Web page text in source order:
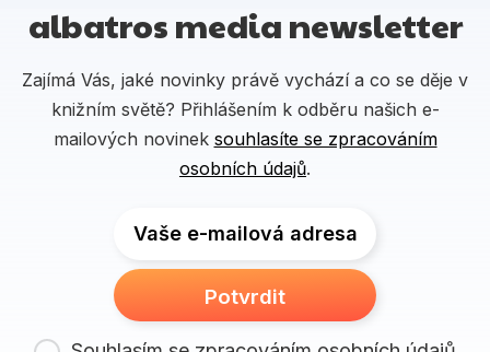
albatros media newsletter
Zajímá Vás, jaké novinky právě vychází a co se děje v
knižním světě? Přihlášením k odběru našich e-
mailových novinek souhlasíte se zpracováním
osobních údajů.
Vaše e-mailová adresa
Potvrdit